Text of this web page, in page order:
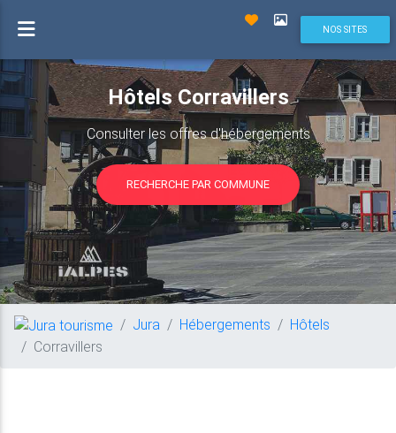
NOS SITES
Hôtels Corravillers
Consulter les offres d'hébergements
RECHERCHE PAR COMMUNE
Jura Hébergements
Hôtels
Corravillers